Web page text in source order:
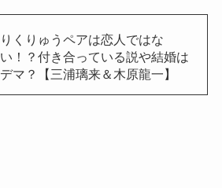
りくりゅうペアは恋人ではな
い！？付き合っている説や結婚は
デマ？【三浦璃来＆木原龍一】